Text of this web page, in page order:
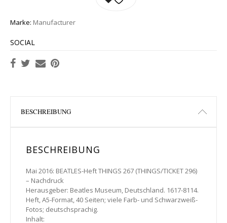
Marke: Manufacturer
SOCIAL
BESCHREIBUNG
BESCHREIBUNG
Mai 2016: BEATLES-Heft THINGS 267 (THINGS/TICKET 296)
– Nachdruck
Herausgeber: Beatles Museum, Deutschland. 1617-8114.
Heft, A5-Format, 40 Seiten; viele Farb- und Schwarzweiß-
Fotos; deutschsprachig.
Inhalt: